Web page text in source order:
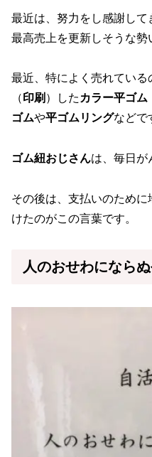
最近は、努力をし感謝し
最高売上を更新しそうな勢
最近、特によく売れている
（印刷 ）した カラー平ゴム
ゴムや平ゴムリングなどで
ゴム紐おじさんは、毎日が
その後は、支払いのために
けたのがこの言葉です。
人のおせわにならぬ